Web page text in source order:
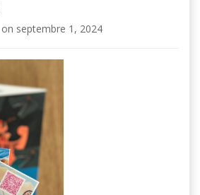
on septembre 1, 2024